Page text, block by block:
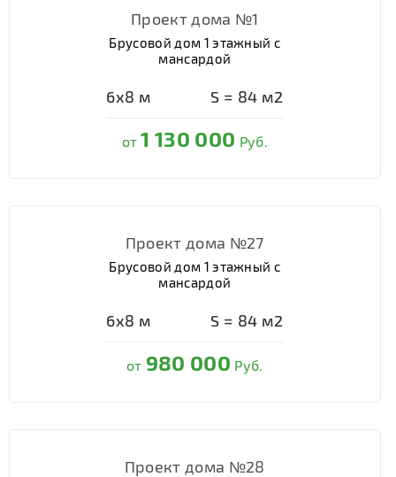
Проект дома №1
Брусовой дом 1 этажный с
мансардой
6х8 м S = 84 м2
от1 130 000 Руб.
Проект дома №27
Брусовой дом 1 этажный с
мансардой
6х8 м S = 84 м2
от 980 000 Руб.
Проект дома №28